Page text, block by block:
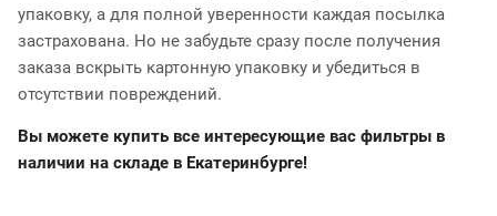
упаковку, а для полной уверенности каждая посылка
застрахована. Но не забудьте сразу после получения
заказа вскрыть картонную упаковку и убедиться в
отсутствии повреждений.
Вы можете купить все интересующие вас фильтры в
наличии на складе в Екатеринбурге!